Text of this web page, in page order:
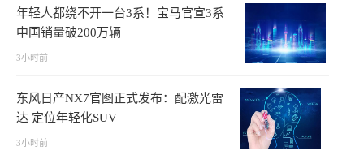
年轻人都绕不开一台3系！宝马官宣3系
中国销量破200万辆
3小时前
东风日产NX7官图正式发布：配激光雷
达 定位年轻化SUV
3小时前